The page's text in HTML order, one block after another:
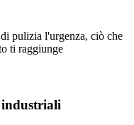
pulizia l'urgenza, ciò che
ti raggiunge